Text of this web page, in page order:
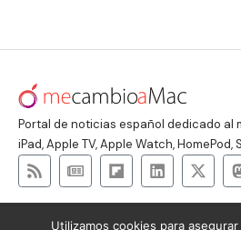
Portal de noticias español dedicado al
iPad, Apple TV, Apple Watch,
Utilizamos cookies para